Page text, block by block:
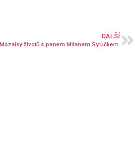
DALŠÍ
Mozaiky životů s panem Milanem Syručkem.